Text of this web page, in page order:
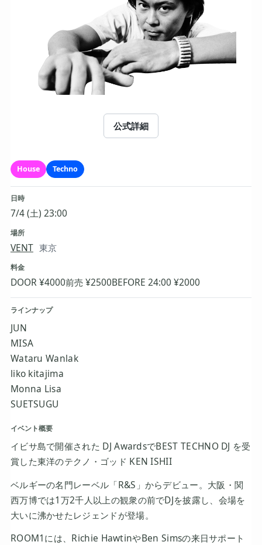
公式詳細
House Techno
日時
7/4 (土) 23:00
場所
VENT 東京
料金
DOOR ¥4000前売 ¥2500BEFORE 24:00 ¥2000
ラインナップ
JUN
MISA
Wataru Wanlak
liko kitajima
Monna Lisa
SUETSUGU
イベント概要
イビサ島で開催された DJ AwardsでBEST TECHNO DJ を受
賞した東洋のテクノ・ゴッド KEN ISHII
ベルギーの名門レーベル「R&S」からデビュー。大阪・関
西万博では1万2千人以上の観衆の前でDJを披露し、会場を
大いに沸かせたレジェンドが登場。
ROOM1には、Richie HawtinやBen Simsの来日サポート